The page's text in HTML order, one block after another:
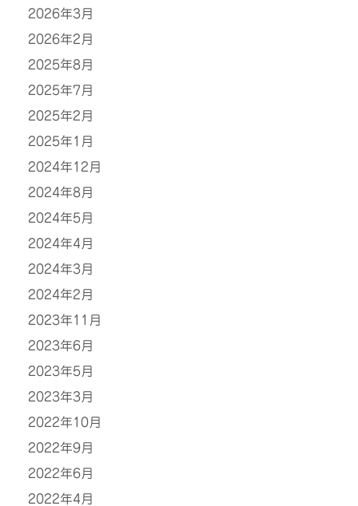
2026年3月
2026年2月
2025年8月
2025年7月
2025年2月
2025年1月
2024年12月
2024年8月
2024年5月
2024年4月
2024年3月
2024年2月
2023年11月
2023年6月
2023年5月
2023年3月
2022年10月
2022年9月
2022年6月
2022年4月